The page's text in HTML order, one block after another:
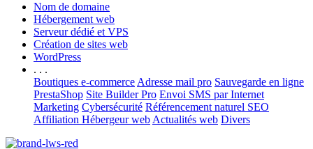
Nom de domaine
Hébergement web
Serveur dédié et VPS
Création de sites web
WordPress
. . .
Boutiques e-commerce Adresse mail pro Sauvegarde en ligne
PrestaShop Site Builder Pro Envoi SMS par Internet
Marketing Cybersécurité Référencement naturel SEO
Affiliation Hébergeur web Actualités web Divers